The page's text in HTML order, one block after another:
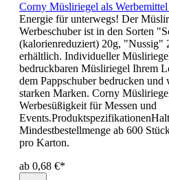
Corny Müsliriegel als
Energie für unterwegs! Der
Werbeschuber ist in den Sorten
(kalorienreduziert) 20g, "Nussig"
erhältlich. Individueller
bedruckbaren Müsliriegel Ihrem
dem Pappschuber bedrucken und
starken Marken. Corny
Werbesüßigkeit für Messen und
Mindestbestellmenge ab 600
pro Karton.
ab 0,68 €*